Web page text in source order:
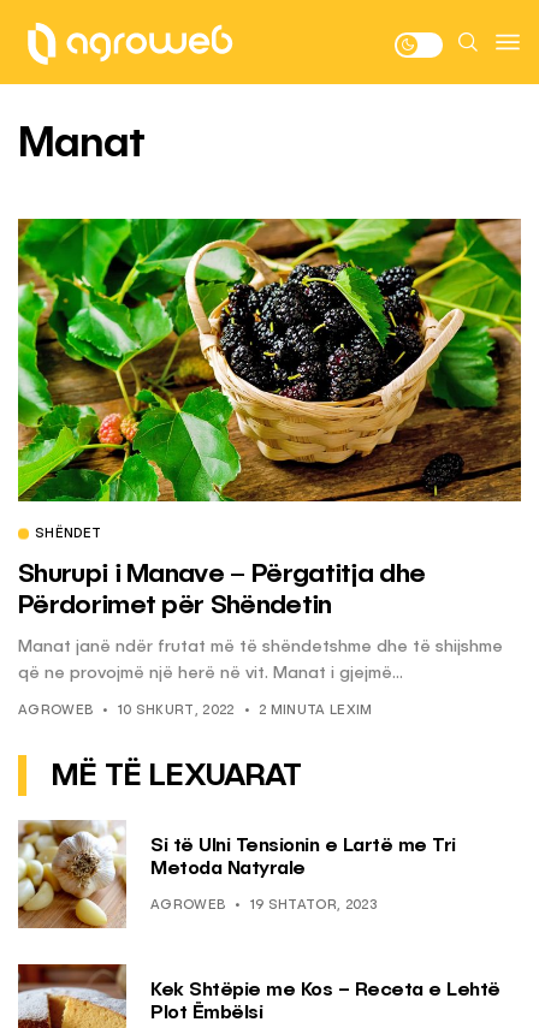
Manat
SHËNDET
Shurupi i Manave – Përgatitja dhe
Përdorimet për Shëndetin
Manat janë ndër frutat më të shëndetshme dhe të shijshme
që ne provojmë një herë në vit. Manat i gjejmë...
AGROWEB 10 SHKURT, 2022 2 MINUTA LEXIM
MË TË LEXUARAT
Si të Ulni Tensionin e Lartë me Tri
Metoda Natyrale
AGROWEB 19 SHTATOR, 2023
Kek Shtëpie me Kos – Receta e Lehtë
Plot Ëmbëlsi